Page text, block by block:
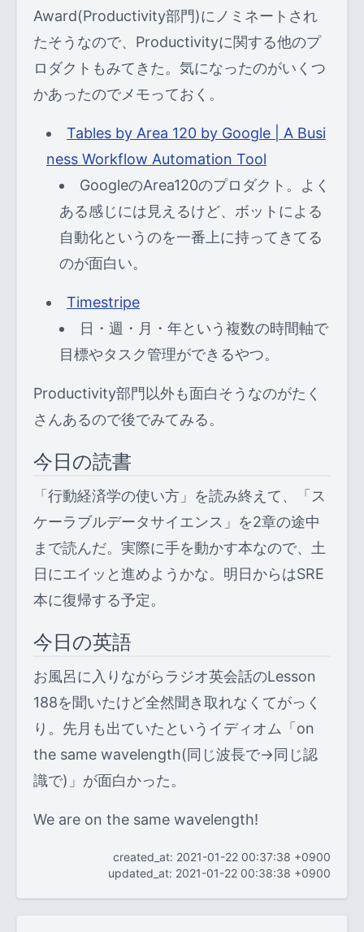
Award(Productivity部門)にノミネートされ
たそうなので、Productivityに関する他のプ
ロダクトもみてきた。気になったのがいくつ
かあったのでメモっておく。
Tables by Area 120 by Google | A Busi
ness Workflow Automation Tool
GoogleのArea120のプロダクト。よく
ある感じには見えるけど、ボットによる
自動化というのを一番上に持ってきてる
のが面白い。
Timestripe
日・週・月・年という複数の時間軸で
目標やタスク管理ができるやつ。
Productivity部門以外も面白そうなのがたく
さんあるので後でみてみる。
今日の読書
「行動経済学の使い方」を読み終えて、「ス
ケーラブルデータサイエンス」を2章の途中
まで読んだ。実際に手を動かす本なので、土
日にエイッと進めようかな。明日からはSRE
本に復帰する予定。
今日の英語
お風呂に入りながらラジオ英会話のLesson
188を聞いたけど全然聞き取れなくてがっく
り。先月も出ていたというイディオム「on
the same wavelength(同じ波長で->同じ認
識で)」が面白かった。
We are on the same wavelength!
created_at: 2021-01-22 00:37:38 +0900
updated_at: 2021-01-22 00:38:38 +0900